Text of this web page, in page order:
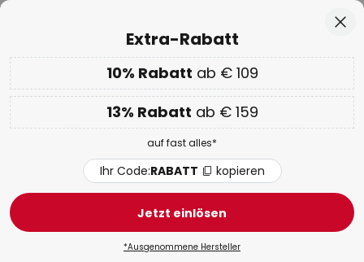
EXTRA 10% ab € 109 & 13% ab € 159auf fast alles
Code:RABATT kopieren
WOW Week:Bis zu -70%
Hängeleuchten & Pendelleuchten
Stoff / Textil
Designer Rustikal Rattan &
Extra-Rabatt
10% Rabatt ab € 109
13% Rabatt ab € 159
auf fast alles*
Ihr Code:RABATT kopieren
Jetzt einlösen
*Ausgenommene Hersteller